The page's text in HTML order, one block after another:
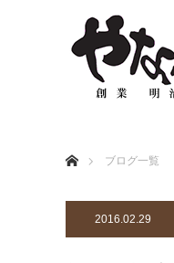
ブログ一覧
2016.02.29